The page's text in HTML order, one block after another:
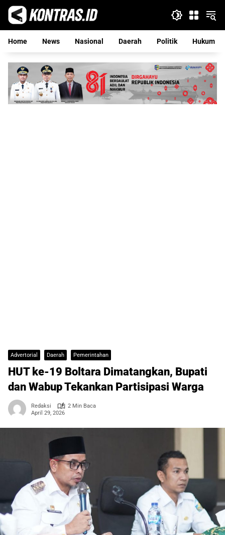
Langsung
konten
Home
News Nasional Daerah Politik Hukum
Advertorial Daerah Pemerintahan
HUT ke-19 Boltara Dimatangkan, Bupati
dan Wabup Tekankan Partisipasi Warga
Redaksi
2 Min Baca
April 29, 2026